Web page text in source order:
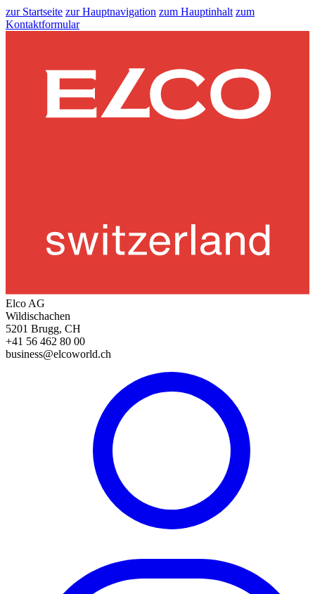
zur Startseite zur Hauptnavigation zum Hauptinhalt zum
Kontaktformular
Elco AG
Wildischachen
5201 Brugg, CH
+41 56 462 80 00
business@elcoworld.ch